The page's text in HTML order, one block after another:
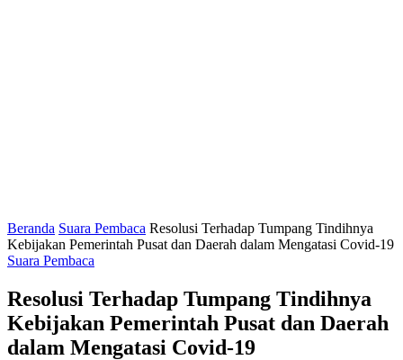
Beranda Suara Pembaca Resolusi Terhadap Tumpang Tindihnya
Kebijakan Pemerintah Pusat dan Daerah dalam Mengatasi Covid-19
Suara Pembaca
Resolusi Terhadap Tumpang Tindihnya
Kebijakan Pemerintah Pusat dan Daerah
dalam Mengatasi Covid-19